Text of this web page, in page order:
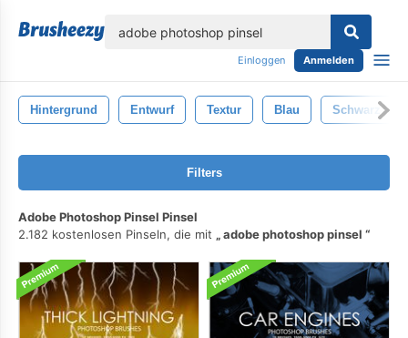
Einloggen Anmelden
Hintergrund Entwurf Textur Blau Schwarz
Filters
Adobe Photoshop Pinsel Pinsel
2.182 kostenlosen Pinseln, die mit
adobe photoshop pinsel